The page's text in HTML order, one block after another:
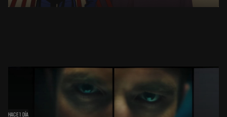
HACE 1 DÍA